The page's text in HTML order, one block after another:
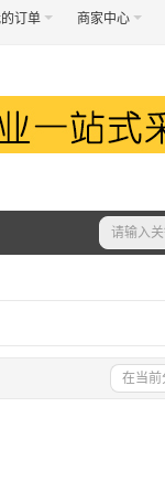
订单 商家中心